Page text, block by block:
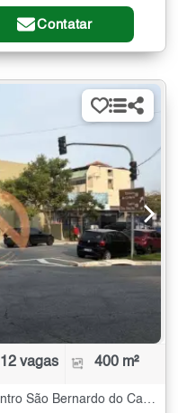
Contatar
12 vagas 400 m²
Ponto Comercial para Alugar no Centro São Bernardo do Campo - 400 m²